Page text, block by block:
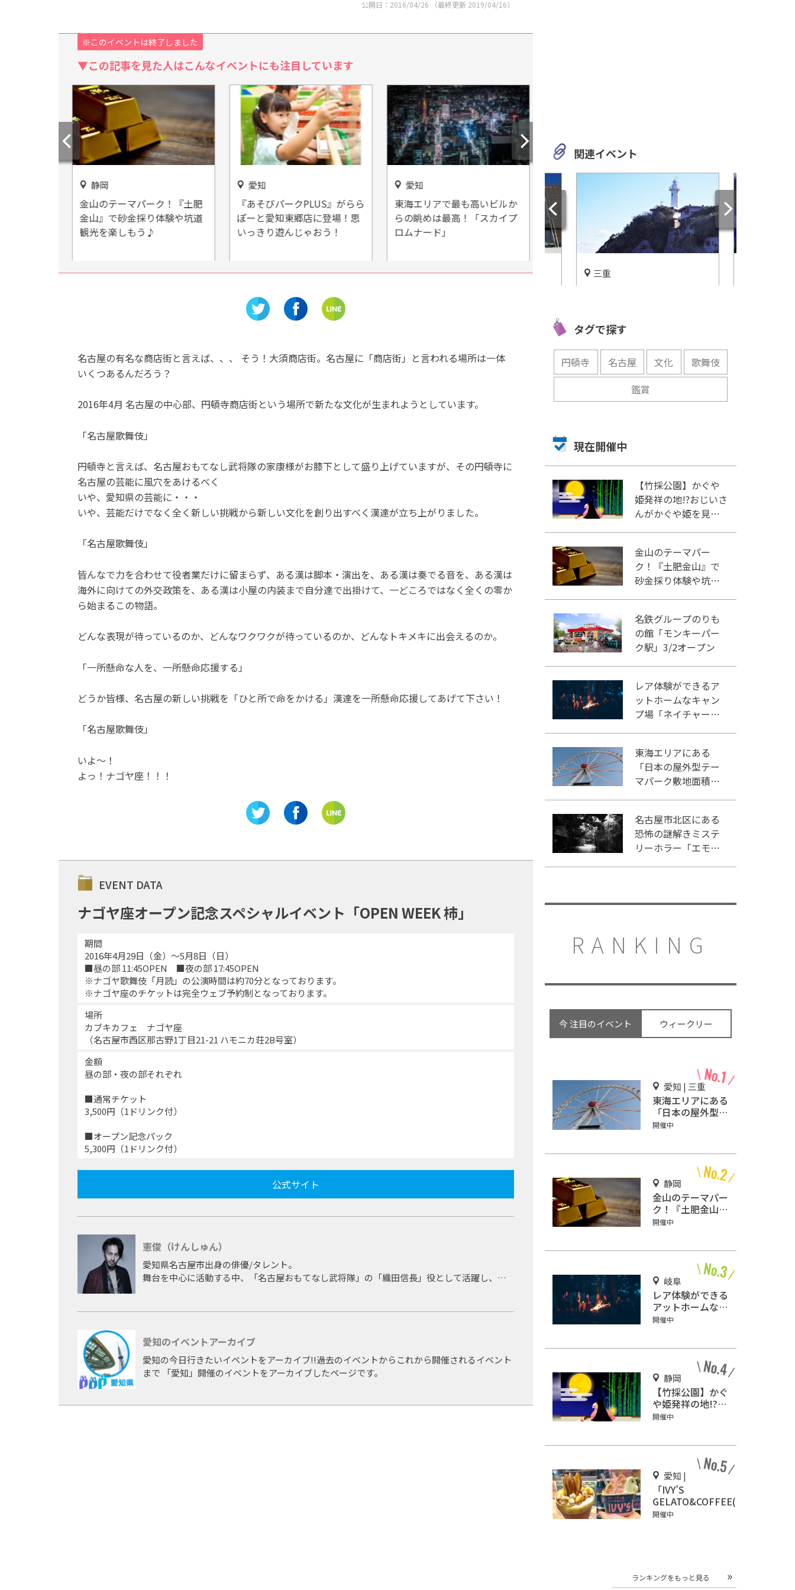
公開日： 2016/04/26 （最終更新 2019/04/16）
※このイベントは終了しました
▼この記事を見た人はこんなイベントにも注目しています
静岡
金山のテーマパーク！『土肥
金山』で砂金採り体験や坑道
観光を楽しもう♪
愛知
『あそびパークPLUS』がらら
ぽーと愛知東郷店に登場！思
いっきり遊んじゃおう！
愛知
東海エリアで最も高いビルか
らの眺めは最高！「スカイプ
ロムナード」
静岡
絶景！日本平ロープウェイの
観光＆グルメや歴史も楽しめ
るスポットを特集
三河工芸ガラス美
ス認定！巨大万華鏡
験型ミュージアム
名古屋の有名な商店街と言えば、、、 そう！大須商店街。名古屋に「商店街」と言われる場所は一体
いくつあるんだろう？
2016年4月 名古屋の中心部、円頓寺商店街という場所で新たな文化が生まれようとしています。
「名古屋歌舞伎」
円頓寺と言えば、名古屋おもてなし武将隊の家康様がお膝下として盛り上げていますが、その円頓寺に
名古屋の芸能に風穴をあけるべく
いや、愛知県の芸能に・・・
いや、芸能だけでなく全く新しい挑戦から新しい文化を創り出すべく漢達が立ち上がりました。
「名古屋歌舞伎」
皆んなで力を合わせて役者業だけに留まらず、ある漢は脚本・演出を、ある漢は奏でる音を、ある漢は
海外に向けての外交政策を、ある漢は小屋の内装まで自分達で出掛けて、一どころではなく全くの零か
ら始まるこの物語。
どんな表現が待っているのか、どんなワクワクが待っているのか、どんなトキメキに出会えるのか。
「一所懸命な人を、一所懸命応援する」
どうか皆様、名古屋の新しい挑戦を「ひと所で命をかける」漢達を一所懸命応援してあげて下さい！
「名古屋歌舞伎」
いよ～！
よっ！ナゴヤ座！！！
EVENT DATA
ナゴヤ座オープン記念スペシャルイベント「OPEN WEEK 杮」
期間
2016年4月29日（金）～5月8日（日）
■昼の部 11:45OPEN ■夜の部 17:45OPEN
※ナゴヤ歌舞伎「月読」の公演時間は約70分となっております。
※ナゴヤ座のチケットは完全ウェブ予約制となっております。
場所
カブキカフェ ナゴヤ座
（名古屋市西区那古野1丁目21-21 ハモニカ荘2B号室）
金額
昼の部・夜の部それぞれ
■通常チケット
3,500円（1ドリンク付）
■オープン記念パック
5,300円（1ドリンク付）
公式サイト
憲俊（けんしゅん）
愛知県名古屋市出身の俳優/タレント。
舞台を中心に活動する中、「名古屋おもてなし武将隊」の「織田信長」役として活躍し、役
武将隊を退いた後、地元各TV局のリポーターや情報番組のMC、ラジオ、雑誌、CM、映画な
各地のイベントから声がかかることも多く、小牧山城築城450年記念事業では小牧市の観光大
使として委嘱するなど、名古屋市にとどまらず愛知県にとって重要な人物の一人。
特 技：殺陣(師範代)
愛知のイベントアーカイブ
愛知の今日行きたいイベントをアーカイブ!!過去のイベントからこれから開催されるイベント
まで 「愛知」開催のイベントをアーカイブしたページです。
関連イベント
岐阜
「高山昭和館」をご紹介！
開催中
名古屋市中区 三重
開催中
タグで探す
円頓寺 名古屋 文化
歌舞伎
鑑賞
現在開催中
【竹採公園】かぐや
姫発祥の地!?おじいさ
んがかぐや姫を見つ
金山のテーマパー
ク！『土肥金山』で
砂金採り体験や坑道
名鉄グループのりも
の館「モンキーパー
ク駅」3/2オープン
レア体験ができるア
ットホームなキャン
プ場「ネイチャーラ
東海エリアにある
「日本の屋外型テー
マパーク敷地面積ラ
名古屋市北区にある
恐怖の謎解きミステ
リーホラー「エモい
RANKING
今 注目のイベント ウィークリー
愛知 | 三重
東海エリアにある
「日本の屋外型テ
ーマパーク敷地面
開催中
静岡
金山のテーマパー
ク！『土肥金山』
で砂金採り体験や
開催中
岐阜
レア体験ができる
アットホームなキ
ャンプ場「ネイチ
開催中
静岡
【竹採公園】かぐ
や姫発祥の地!?お
じいさんがかぐや
開催中
愛知 |
「IVY’S
GELATO&COFFEE(ア
イビーズ ジェラート
開催中
ランキングをもっと見る